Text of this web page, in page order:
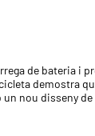
de bateria i
demostra
nou disseny